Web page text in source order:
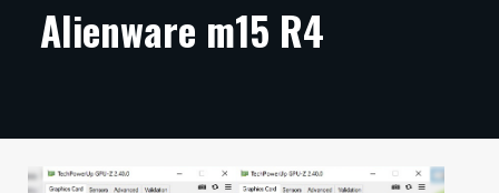
ARTIKKELIT
TECHBBS
Alienware m15 R4